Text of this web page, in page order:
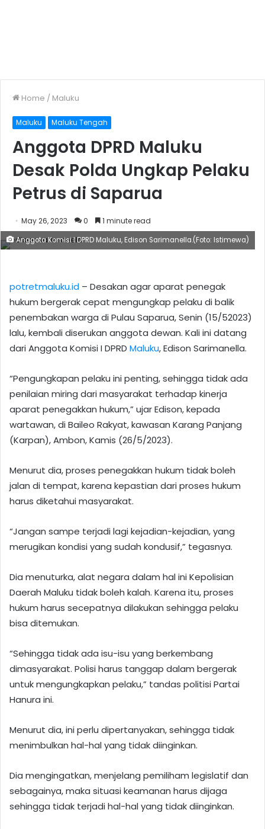
Home / Maluku
Maluku Maluku Tengah
Anggota DPRD Maluku
Desak Polda Ungkap Pelaku
Petrus di Saparua
May 26, 2023 0 1 minute read
Anggota Komisi I DPRD Maluku, Edison Sarimanella.(Foto: Istimewa)
potretmaluku.id – Desakan agar aparat penegak
hukum bergerak cepat mengungkap pelaku di balik
penembakan warga di Pulau Saparua, Senin (15/52023)
lalu, kembali diserukan anggota dewan. Kali ini datang
dari Anggota Komisi I DPRD Maluku, Edison Sarimanella.
“Pengungkapan pelaku ini penting, sehingga tidak ada
penilaian miring dari masyarakat terhadap kinerja
aparat penegakkan hukum,” ujar Edison, kepada
wartawan, di Baileo Rakyat, kawasan Karang Panjang
(Karpan), Ambon, Kamis (26/5/2023).
Menurut dia, proses penegakkan hukum tidak boleh
jalan di tempat, karena kepastian dari proses hukum
harus diketahui masyarakat.
“Jangan sampe terjadi lagi kejadian-kejadian, yang
merugikan kondisi yang sudah kondusif,” tegasnya.
Dia menuturka, alat negara dalam hal ini Kepolisian
Daerah Maluku tidak boleh kalah. Karena itu, proses
hukum harus secepatnya dilakukan sehingga pelaku
bisa ditemukan.
“Sehingga tidak ada isu-isu yang berkembang
dimasyarakat. Polisi harus tanggap dalam bergerak
untuk mengungkapkan pelaku,” tandas politisi Partai
Hanura ini.
Menurut dia, ini perlu dipertanyakan, sehingga tidak
menimbulkan hal-hal yang tidak diinginkan.
Dia mengingatkan, menjelang pemiliham legislatif dan
sebagainya, maka situasi keamanan harus dijaga
sehingga tidak terjadi hal-hal yang tidak diinginkan.